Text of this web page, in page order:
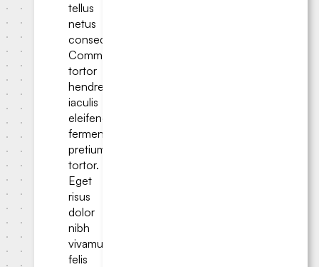
tellus
netus
consequat.
Commodo
tortor
hendrerit;
iaculis
eleifend
fermentum
pretium
tortor.
Eget
risus
dolor
nibh
vivamus
felis